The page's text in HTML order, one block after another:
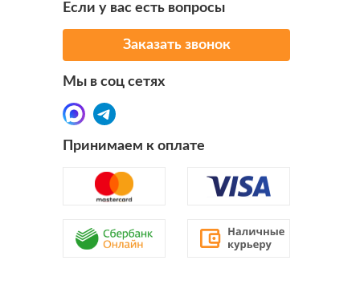
Если у вас есть вопросы
Заказать звонок
Мы в соц сетях
Принимаем к оплате